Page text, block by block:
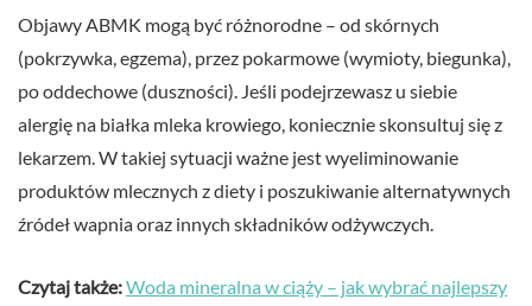
Objawy ABMK mogą być różnorodne – od skórnych
(pokrzywka, egzema), przez pokarmowe (wymioty, biegunka),
po oddechowe (duszności). Jeśli podejrzewasz u siebie
alergię na białka mleka krowiego, koniecznie skonsultuj się z
lekarzem. W takiej sytuacji ważne jest wyeliminowanie
produktów mlecznych z diety i poszukiwanie alternatywnych
źródeł wapnia oraz innych składników odżywczych.
Czytaj także:Woda mineralna w ciąży – jak wybrać najlepszy